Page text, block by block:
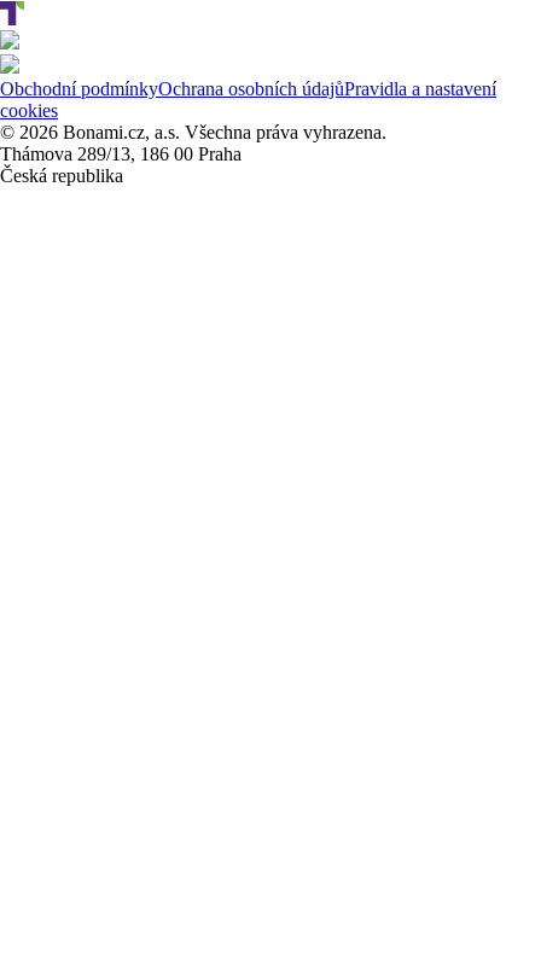
Obchodní podmínkyOchrana osobních údajůPravidla a nastavení
cookies
© 2026 Bonami.cz, a.s. Všechna práva vyhrazena.
Thámova 289/13, 186 00 Praha
Česká republika